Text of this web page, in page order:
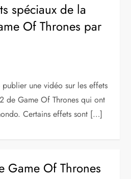
spéciaux de la
Of Thrones par
une vidéo sur les effets
de Game Of Thrones qui ont
Certains effets sont […]
Game Of Thrones